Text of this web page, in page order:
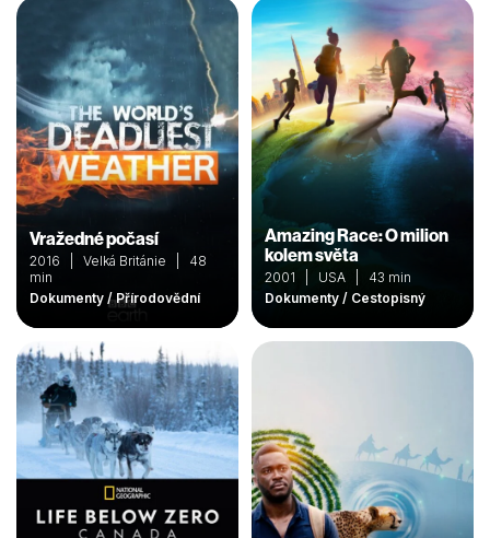
Vražedné počasí
2016 | Velká Británie | 48
min
Dokumenty / Přírodovědní
Amazing Race: O milion
kolem světa
2001 | USA | 43 min
Dokumenty / Cestopisný